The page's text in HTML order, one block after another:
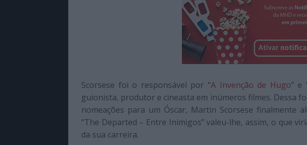
qualidade
enfoque
cultura
pop.
Scorsese foi o responsável por “A Invenção de Hugo” e
guionista, produtor e cineasta em inúmeros filmes. Dessa
nomeações para um Óscar, Martin Scorsese finalmente
“The Departed – Entre Inimigos” valeu-lhe, assim, o que
da sua carreira.